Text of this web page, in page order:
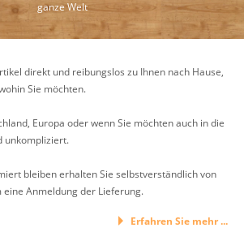
ganze Welt
direkt und reibungslos zu Ihnen nach Hause,
Sie möchten.
Europa oder wenn Sie möchten auch in die
unkompliziert.
bleiben erhalten Sie selbstverständlich von
eine Anmeldung der Lieferung.
Erfahren Sie mehr ...